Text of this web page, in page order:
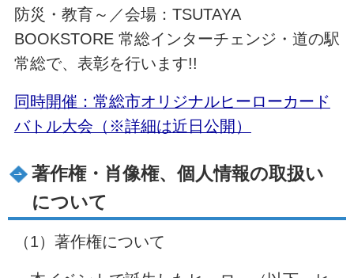
防災・教育～／会場：TSUTAYA
BOOKSTORE 常総インターチェンジ・道の駅
常総で、表彰を行います!!
同時開催：常総市オリジナルヒーローカード
バトル大会（※詳細は近日公開）
著作権・肖像権、個人情報の取扱い
について
（1）著作権について